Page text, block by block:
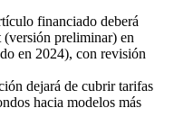
financiado deberá
preliminar) en
en 2024), con revisión
dejará de cubrir tarifas
hacia modelos más